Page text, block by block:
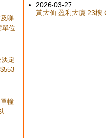
睇
單位
決定
幢
2026-03-27
黃大仙 盈利大廈 23樓